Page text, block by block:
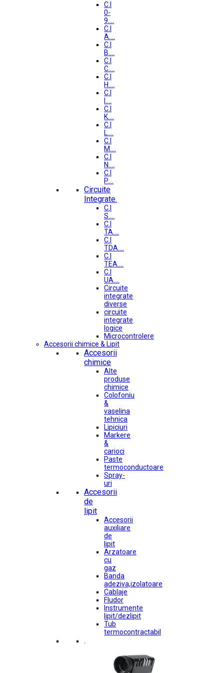
C.I
0-
9....
C.I
A....
C.I
B....
C.I
C....
C.I
H....
C.I
C.I
K....
C.I
L....
C.I
M....
C.I
N....
C.I
P....
Circuite
Integrate.
C.I
S....
C.I
TA....
C.I
TDA....
C.I
TEA....
C.I
UA....
Circuite
integrate
diverse
circuite
integrate
logice
Microcontrolere
Accesorii chimice & Lipit
Accesorii
chimice
Alte
produse
chimice
Colofoniu
&
vaselina
tehnica
Lipiciuri
Markere
&
carioci
Paste
termoconductoare
Spray-
uri
Accesorii
de
lipit
Accesorii
auxiliare
de
lipit
Arzatoare
cu
gaz
Banda
adeziva,izolatoare
Cablaje
Fludor
Instrumente
lipit/dezlipit
Tub
termocontractabil
.